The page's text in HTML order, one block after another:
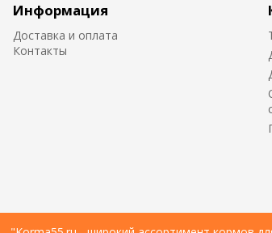
Информация
Доставка и оплата
Контакты